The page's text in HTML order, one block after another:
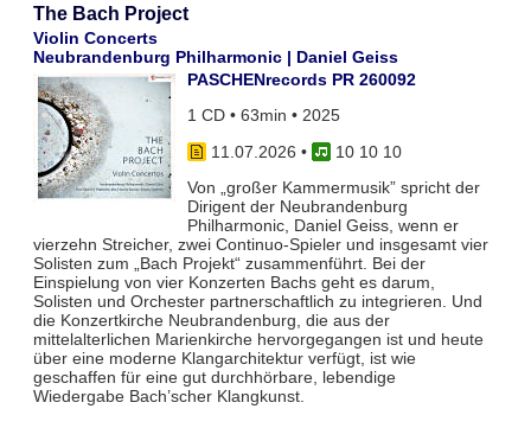
The Bach Project
Violin Concerts
Neubrandenburg Philharmonic | Daniel Geiss
PASCHENrecords PR 260092
1 CD • 63min • 2025
11.07.2026 •
10 10 10
Von „großer Kammermusik” spricht der
Dirigent der Neubrandenburg
Philharmonic, Daniel Geiss, wenn er
vierzehn Streicher, zwei Continuo-Spieler und insgesamt vier
Solisten zum „Bach Projekt“ zusammenführt. Bei der
Einspielung von vier Konzerten Bachs geht es darum,
Solisten und Orchester partnerschaftlich zu integrieren. Und
die Konzertkirche Neubrandenburg, die aus der
mittelalterlichen Marienkirche hervorgegangen ist und heute
über eine moderne Klangarchitektur verfügt, ist wie
geschaffen für eine gut durchhörbare, lebendige
Wiedergabe Bach’scher Klangkunst.